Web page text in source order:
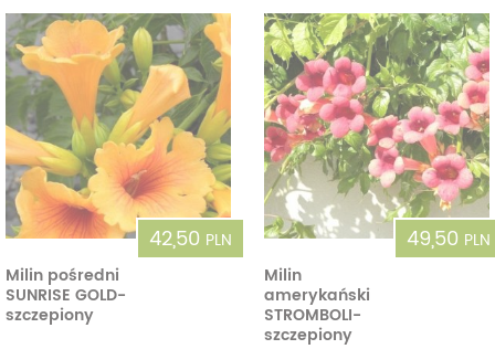
42,50 PLN
Milin pośredni
SUNRISE GOLD-
szczepiony
49,50 PLN
Milin
amerykański
STROMBOLI-
szczepiony